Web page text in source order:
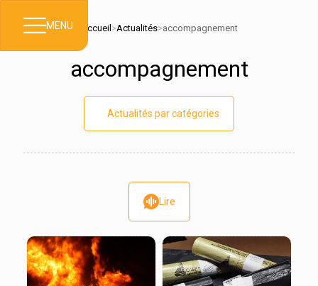
MENU Accueil >Actualités>accompagnement
accompagnement
Actualités par catégories
Lire